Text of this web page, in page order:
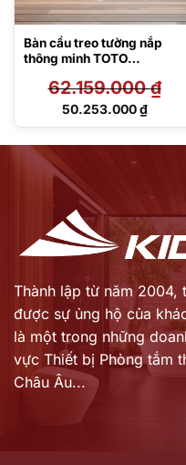
Bàn cầu treo tường nắp
thông minh TOTO
GAA#NW1/
WH172AT/TCA465/MB174
62.159.000₫
Giá
50.253.000₫
Giá
Thành lập từ năm 2004,
được sự ủng hộ của
là một trong những
vực Thiết bị Phòng tắm
Châu Âu...